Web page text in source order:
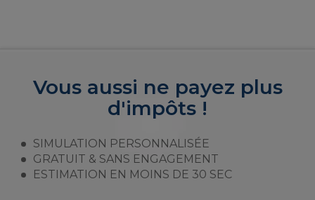
Vous aussi ne payez plus
d'impôts !
SIMULATION PERSONNALISÉE
GRATUIT & SANS ENGAGEMENT
ESTIMATION EN MOINS DE 30 SEC